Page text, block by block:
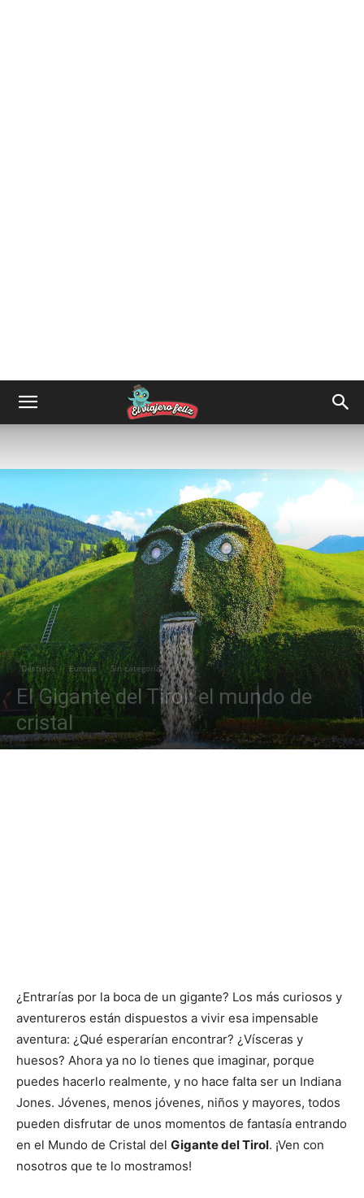
Destinos Europa Sin categoría
El Gigante del Tirol: el mundo de
cristal
¿Entrarías por la boca de un gigante? Los más curiosos y
aventureros están dispuestos a vivir esa impensable
aventura: ¿Qué esperarían encontrar? ¿Vísceras y
huesos? Ahora ya no lo tienes que imaginar, porque
puedes hacerlo realmente, y no hace falta ser un Indiana
Jones. Jóvenes, menos jóvenes, niños y mayores, todos
pueden disfrutar de unos momentos de fantasía entrando
en el Mundo de Cristal del Gigante del Tirol. ¡Ven con
nosotros que te lo mostramos!